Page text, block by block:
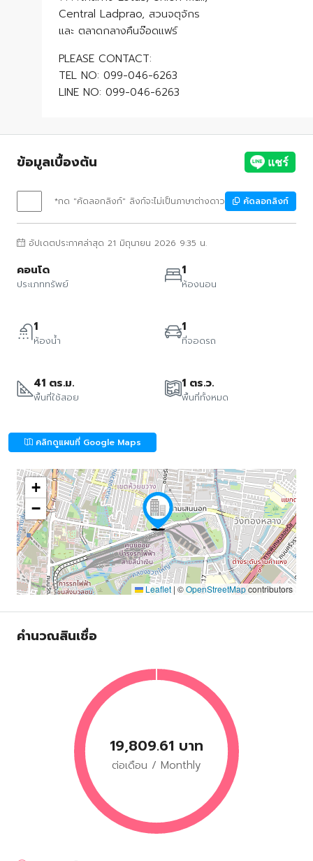
Central Ladprao, สวนจตุจักร
และ ตลาดกลางคืนจ๊อดแฟร์
PLEASE CONTACT:
TEL NO: 099-046-6263
LINE NO: 099-046-6263
ข้อมูลเบื้องต้น
*กด "คัดลอกลิงก์" ลิงก์จะไม่เป็นภาษาต่างดาว คัดลอกลิงก์
อัปเดตประกาศล่าสุด 21 มิถุนายน 2026 9:35 น.
คอนโด
ประเภททรัพย์
1
ห้องนอน
1
ห้องน้ำ
1
ที่จอดรถ
41 ตร.ม.
พื้นที่ใช้สอย
1 ตร.ว.
พื้นที่ทั้งหมด
คลิกดูแผนที่ Google Maps
+
−
Leaflet | ©OpenStreetMapcontributors
คำนวณสินเชื่อ
19,809.61 บาท
ต่อเดือน / Monthly